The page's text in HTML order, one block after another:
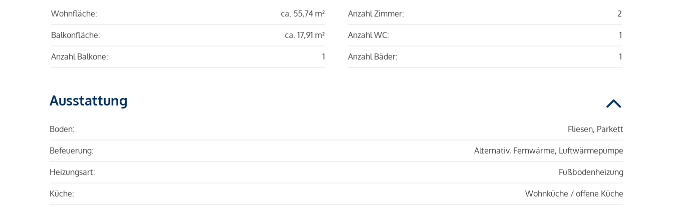
Wohnfläche: ca. 55,74 m²
Balkonfläche: ca. 17,91 m²
Anzahl Balkone: 1
Anzahl Zimmer: 2
Anzahl WC: 1
Anzahl Bäder: 1
Ausstattung
Boden: Fliesen, Parkett
Befeuerung: Alternativ, Fernwärme, Luftwärmepumpe
Heizungsart: Fußbodenheizung
Küche: Wohnküche / offene Küche